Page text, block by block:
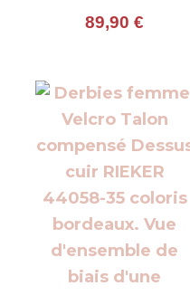
89,90 €